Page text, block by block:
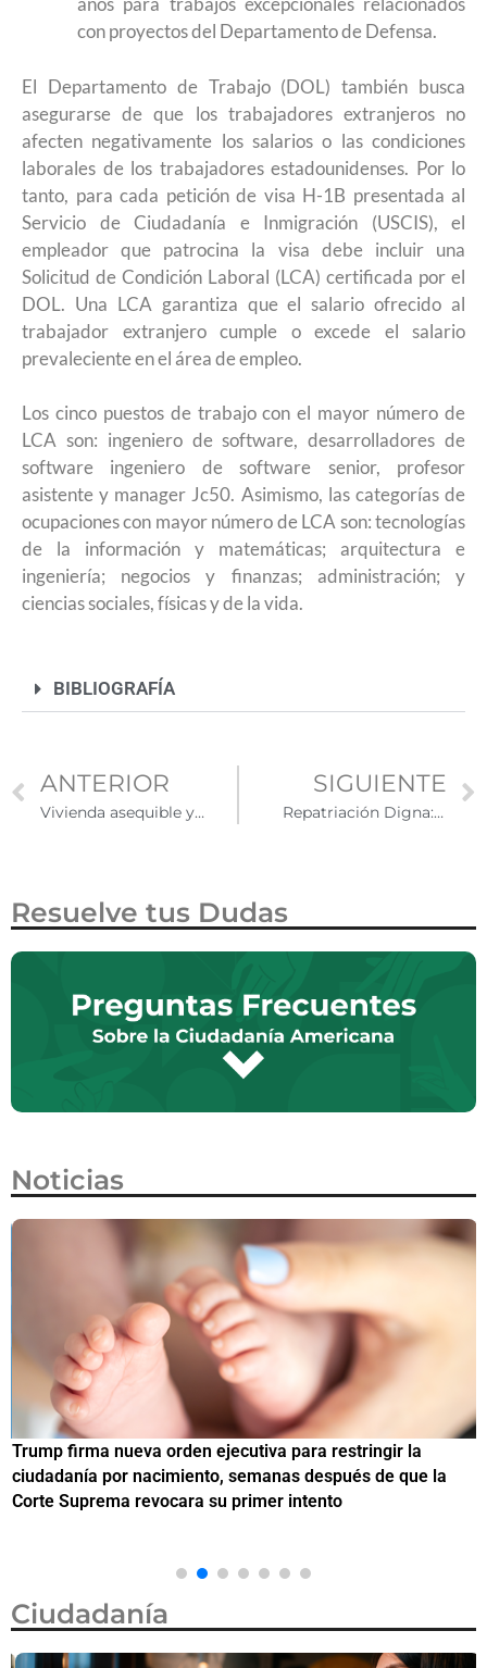
con proyectos del Departamento de Defensa.
El Departamento de Trabajo (DOL) también busca
asegurarse de que los trabajadores extranjeros no
afecten negativamente los salarios o las condiciones
laborales de los trabajadores estadounidenses. Por lo
tanto, para cada petición de visa H-1B presentada al
Servicio de Ciudadanía e Inmigración (USCIS), el
empleador que patrocina la visa debe incluir una
Solicitud de Condición Laboral (LCA) certificada por el
DOL. Una LCA garantiza que el salario ofrecido al
trabajador extranjero cumple o excede el salario
prevaleciente en el área de empleo.
Los cinco puestos de trabajo con el mayor número de
LCA son: ingeniero de software, desarrolladores de
software ingeniero de software senior, profesor
asistente y manager Jc50. Asimismo, las categorías de
ocupaciones con mayor número de LCA son: tecnologías
de la información y matemáticas; arquitectura e
ingeniería; negocios y finanzas; administración; y
ciencias sociales, físicas y de la vida.
BIBLIOGRAFÍA
ANTERIOR
Vivienda asequible y segura para migrantes en Estados Unidos
SIGUIENTE
Repatriación Digna: Un regreso seguro y humano para migrantes mexicanos
Resuelve tus Dudas
Noticias
Trump firma nueva orden ejecutiva para restringir la
ciudadanía por nacimiento, semanas después de que la
Corte Suprema revocara su primer intento
Ciudadanía